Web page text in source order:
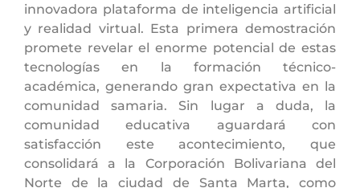
innovadora plataforma de inteligencia artificial
y realidad virtual. Esta primera demostración
promete revelar el enorme potencial de estas
tecnologías en la formación técnico-
académica, generando gran expectativa en la
comunidad samaria. Sin lugar a duda, la
comunidad educativa aguardará con
satisfacción este acontecimiento, que
consolidará a la Corporación Bolivariana del
Norte de la ciudad de Santa Marta, como